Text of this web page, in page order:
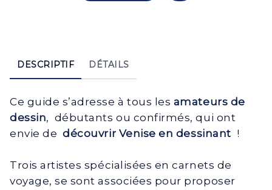
DESCRIPTIF DÉTAILS
Ce guide s’adresse à tous les amateurs de
dessin, débutants ou confirmés, qui ont
envie dedécouvrir Venise en dessinant !
Trois artistes spécialisées en carnets de
voyage, se sont associées pour proposer